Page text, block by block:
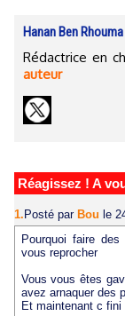
Hanan Ben Rhouma
Rédactrice en
auteur
Réagissez ! A
1. Posté par Bou le
Pourquoi faire
vous reprocher
Vous vous êtes
avez arnaquer des
Et maintenant c fini